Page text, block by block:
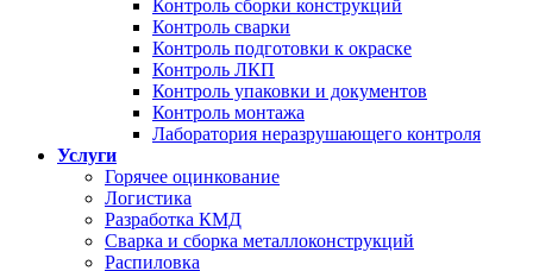
Контроль сборки конструкций
Контроль сварки
Контроль подготовки к окраске
Контроль ЛКП
Контроль упаковки и документов
Контроль монтажа
Лаборатория неразрушающего контроля
Услуги
Горячее оцинкование
Логистика
Разработка КМД
Сварка и сборка металлоконструкций
Распиловка